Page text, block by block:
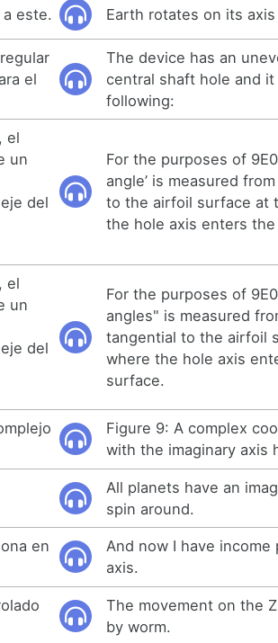
este. Earth rotates on its
el
The device has an
central shaft hole and
following:
el
un
del
For the purposes of
angle’ is measured
to the airfoil surface at
the hole axis enters
el
un
del
For the purposes of
angles" is measured
tangential to the airfoil
where the hole axis
surface.
Figure 9: A complex
with the imaginary axis
All planets have an
spin around.
en
And now I have
axis.
The movement on the
by worm.